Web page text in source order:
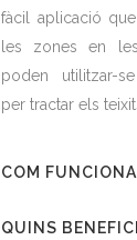
fàcil aplicació
les zones en
poden utilitzar-
per tractar els
COM
QUINS